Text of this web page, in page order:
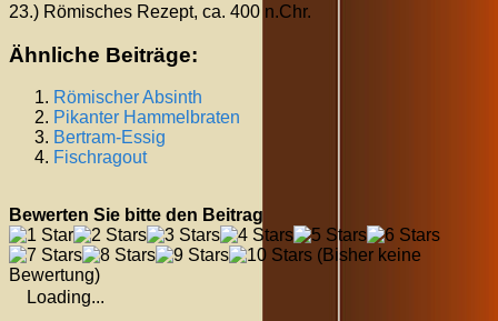
23.) Römisches Rezept, ca. 400 n.Chr.
Ähnliche Beiträge:
Römischer Absinth
Pikanter Hammelbraten
Bertram-Essig
Fischragout
Bewerten Sie bitte den Beitrag
(Bisher keine
Bewertung)
Loading...